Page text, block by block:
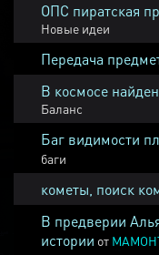
ОПС пиратская
Новые идеи
Передача
В космосе
Баланс
Баг видимости
баги
кометы, поиск
В предверии
истории от